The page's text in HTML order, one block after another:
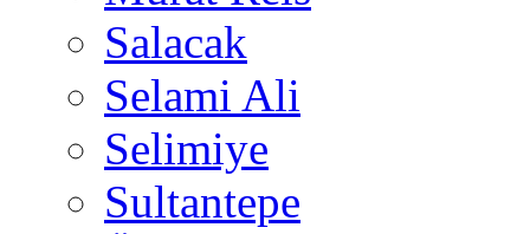
Salacak
Selami Ali
Selimiye
Sultantepe